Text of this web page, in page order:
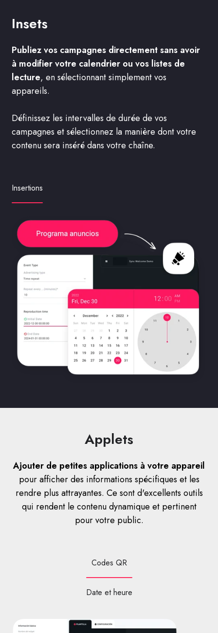
Insets
Publiez vos campagnes directement sans avoir
à modifier votre calendrier ou vos listes de
lecture, en sélectionnant simplement vos
appareils.
Définissez les intervalles de durée de vos
campagnes et sélectionnez la manière dont votre
contenu sera inséré dans votre chaîne.
Insertions
Applets
Ajouter de petites applications à votre appareil
pour afficher des informations spécifiques et les
rendre plus attrayantes. Ce sont d'excellents outils
qui rendent le contenu dynamique et pertinent
pour votre public.
Codes QR
Date et heure